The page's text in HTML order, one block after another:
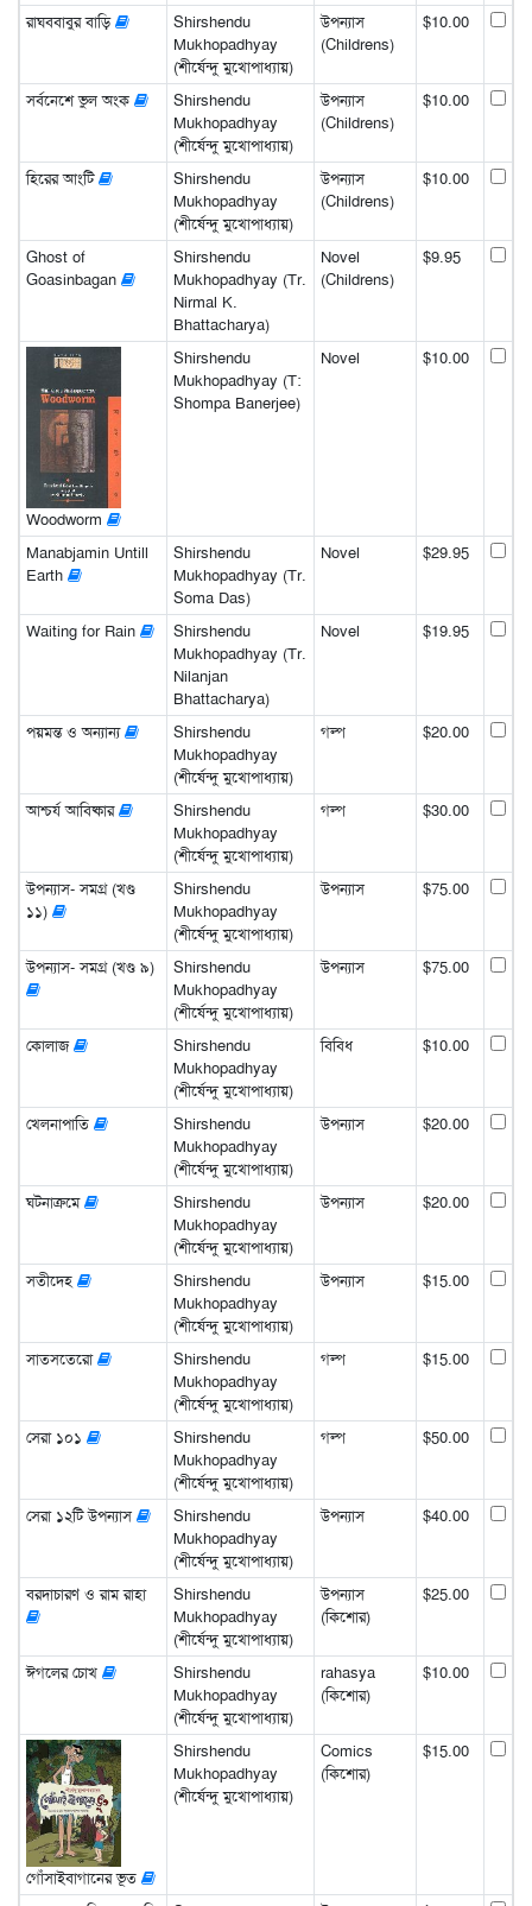
রাঘববাবুর বাড়ি
Shirshendu
Mukhopadhyay
(শীর্ষেন্দু মুখোপাধ্যায়)
উপন্যাস
(Childrens)
$10.00
সর্বনেশে ভুল অংক
Shirshendu
Mukhopadhyay
(শীর্ষেন্দু মুখোপাধ্যায়)
উপন্যাস
(Childrens)
$10.00
হিরের আংটি
Shirshendu
Mukhopadhyay
(শীর্ষেন্দু মুখোপাধ্যায়)
উপন্যাস
(Childrens)
$10.00
Ghost of
Goasinbagan
Shirshendu
Mukhopadhyay (Tr.
Nirmal K.
Bhattacharya)
Novel
(Childrens)
$9.95
Woodworm
Shirshendu
Mukhopadhyay (T:
Shompa Banerjee)
Novel $10.00
Manabjamin Untill
Earth
Shirshendu
Mukhopadhyay (Tr.
Soma Das)
Novel $29.95
Waiting for Rain
Shirshendu
Mukhopadhyay (Tr.
Nilanjan
Bhattacharya)
Novel $19.95
পয়মন্ত ও অন্যান্য
Shirshendu
Mukhopadhyay
(শীর্ষেন্দু মুখোপাধ্যায়)
গল্প $20.00
আশ্চর্য আবিষ্কার
Shirshendu
Mukhopadhyay
(শীর্ষেন্দু মুখোপাধ্যায়)
গল্প $30.00
উপন্যাস- সমগ্র (খণ্ড
১১)
Shirshendu
Mukhopadhyay
(শীর্ষেন্দু মুখোপাধ্যায়)
উপন্যাস $75.00
উপন্যাস- সমগ্র (খণ্ড ৯)
Shirshendu
Mukhopadhyay
(শীর্ষেন্দু মুখোপাধ্যায়)
উপন্যাস $75.00
কোলাজ
Shirshendu
Mukhopadhyay
(শীর্ষেন্দু মুখোপাধ্যায়)
বিবিধ $10.00
খেলনাপাতি
Shirshendu
Mukhopadhyay
(শীর্ষেন্দু মুখোপাধ্যায়)
উপন্যাস $20.00
ঘটনাক্রমে
Shirshendu
Mukhopadhyay
(শীর্ষেন্দু মুখোপাধ্যায়)
উপন্যাস $20.00
সতীদেহ
Shirshendu
Mukhopadhyay
(শীর্ষেন্দু মুখোপাধ্যায়)
উপন্যাস $15.00
সাতসতেরো
Shirshendu
Mukhopadhyay
(শীর্ষেন্দু মুখোপাধ্যায়)
গল্প $15.00
সেরা ১০১
Shirshendu
Mukhopadhyay
(শীর্ষেন্দু মুখোপাধ্যায়)
গল্প $50.00
সেরা ১২টি উপন্যাস
Shirshendu
Mukhopadhyay
(শীর্ষেন্দু মুখোপাধ্যায়)
উপন্যাস $40.00
বরদাচারণ ও রাম রাহা
Shirshendu
Mukhopadhyay
(শীর্ষেন্দু মুখোপাধ্যায়)
উপন্যাস
(কিশোর)
$25.00
ঈগলের চোখ
Shirshendu
Mukhopadhyay
(শীর্ষেন্দু মুখোপাধ্যায়)
rahasya
(কিশোর)
$10.00
গোঁসাইবাগানের ভূত
Shirshendu
Mukhopadhyay
(শীর্ষেন্দু মুখোপাধ্যায়)
Comics
(কিশোর)
$15.00